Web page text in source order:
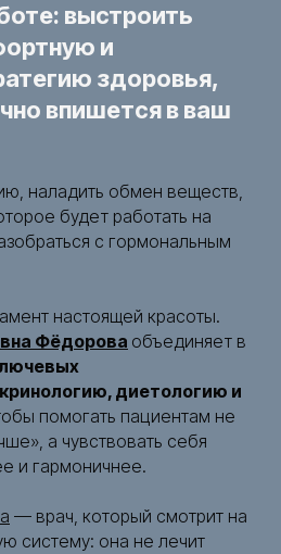
выстроить
и
здоровья,
впишется в ваш
наладить обмен веществ,
будет работать на
с гормональным
настоящей красоты.
Фёдорова объединяет в
диетологию и
помогать пациентам не
а чувствовать себя
и гармоничнее.
— врач, который смотрит на
систему: она не лечит